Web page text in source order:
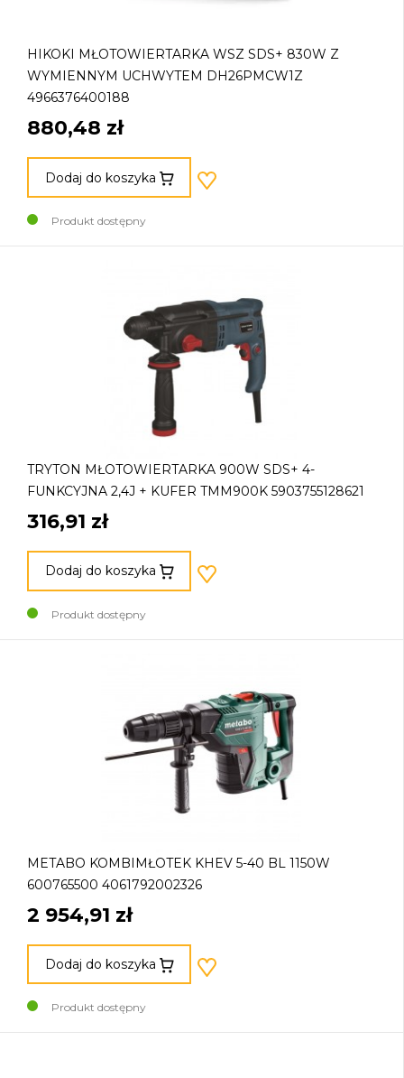
HIKOKI MŁOTOWIERTARKA WSZ SDS+ 830W Z
WYMIENNYM UCHWYTEM DH26PMCW1Z
4966376400188
880,48 zł
Dodaj do koszyka
Produkt dostępny
TRYTON MŁOTOWIERTARKA 900W SDS+ 4-
FUNKCYJNA 2,4J + KUFER TMM900K 5903755128621
316,91 zł
Dodaj do koszyka
Produkt dostępny
METABO KOMBIMŁOTEK KHEV 5-40 BL 1150W
600765500 4061792002326
2 954,91 zł
Dodaj do koszyka
Produkt dostępny